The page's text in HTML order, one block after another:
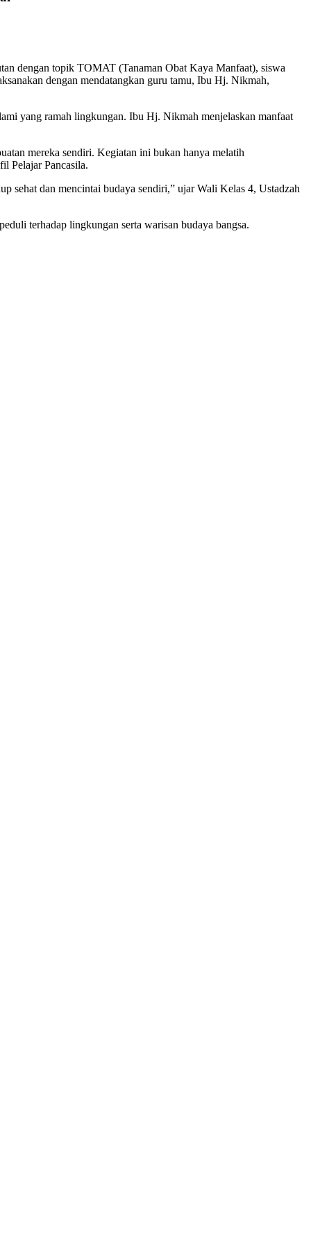
dengan topik TOMAT (Tanaman Obat Kaya Manfaat), siswa
dengan mendatangkan guru tamu, Ibu Hj. Nikmah,
yang ramah lingkungan. Ibu Hj. Nikmah menjelaskan manfaat
mereka sendiri. Kegiatan ini bukan hanya melatih
Pelajar Pancasila.
sehat dan mencintai budaya sendiri,” ujar Wali Kelas 4, Ustadzah
terhadap lingkungan serta warisan budaya bangsa.